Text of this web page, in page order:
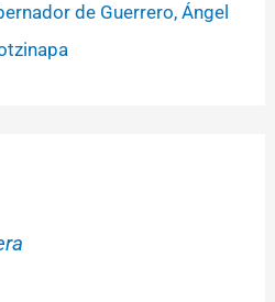
de Guerrero, Ángel